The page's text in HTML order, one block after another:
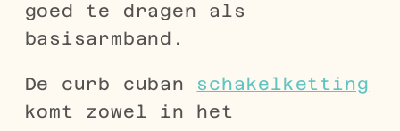
goed te dragen als
basisarmband.
De curb cuban schakelketting
komt zowel in het